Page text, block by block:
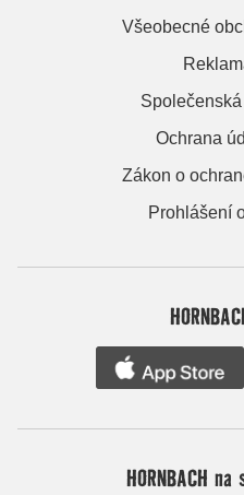
Všeobecné
Ochrana
Zákon o
Prohlášení
HORNBACH